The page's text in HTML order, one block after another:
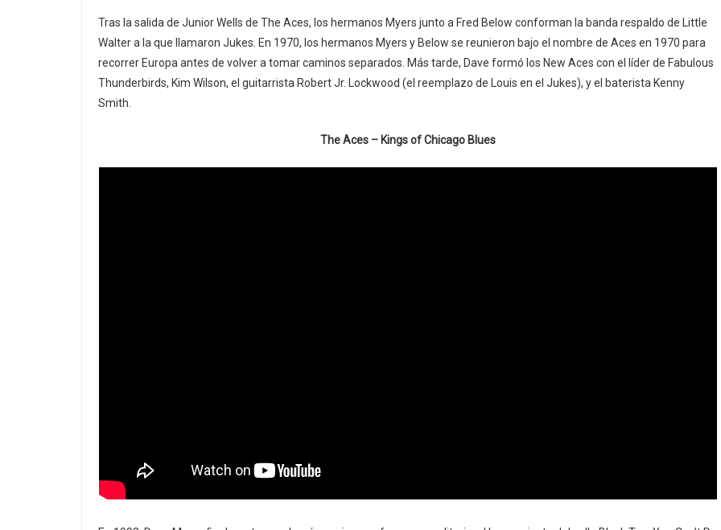
Tras la salida de Junior Wells de The Aces, los hermanos Myers junto a Fred Below conforman la banda respaldo de Little
Walter a la que llamaron Jukes. En 1970, los hermanos Myers y Below se reunieron bajo el nombre de Aces en 1970 para
recorrer Europa antes de volver a tomar caminos separados. Más tarde, Dave formó los New Aces con el líder de Fabulous
Thunderbirds, Kim Wilson, el guitarrista Robert Jr. Lockwood (el reemplazo de Louis en el Jukes), y el baterista Kenny
Smith.
The Aces – Kings of Chicago Blues